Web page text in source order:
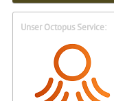
Unser Octopus Service: